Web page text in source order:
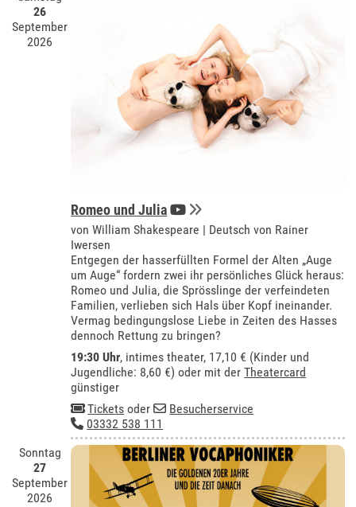
26
September
2026
Romeo und Julia
von William Shakespeare | Deutsch von Rainer
Iwersen
Entgegen der hasserfüllten Formel der Alten „Auge
um Auge“ fordern zwei ihr persönliches Glück heraus:
Romeo und Julia, die Sprösslinge der verfeindeten
Familien, verlieben sich Hals über Kopf ineinander.
Vermag bedingungslose Liebe in Zeiten des Hasses
dennoch Rettung zu bringen?
19:30 Uhr, intimes theater, 17,10 € (Kinder und
Jugendliche: 8,60 €) oder mit derTheatercard
günstiger
Tickets oder
Besucherservice
03332 538 111
Sonntag
27
September
2026